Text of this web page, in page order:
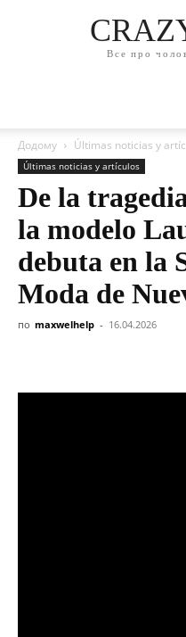
Все про
Додому Últimas noticias y
Últimas noticias y artículos
De la
la modelo
debuta en la
Moda de
по maxwelhelp - 16.04.2026